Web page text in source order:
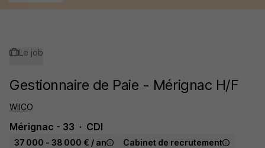
Le job
Gestionnaire de Paie - Mérignac H/F
WIICO
Mérignac - 33 CDI
37 000 - 38 000 € / an
Cabinet de recrutement